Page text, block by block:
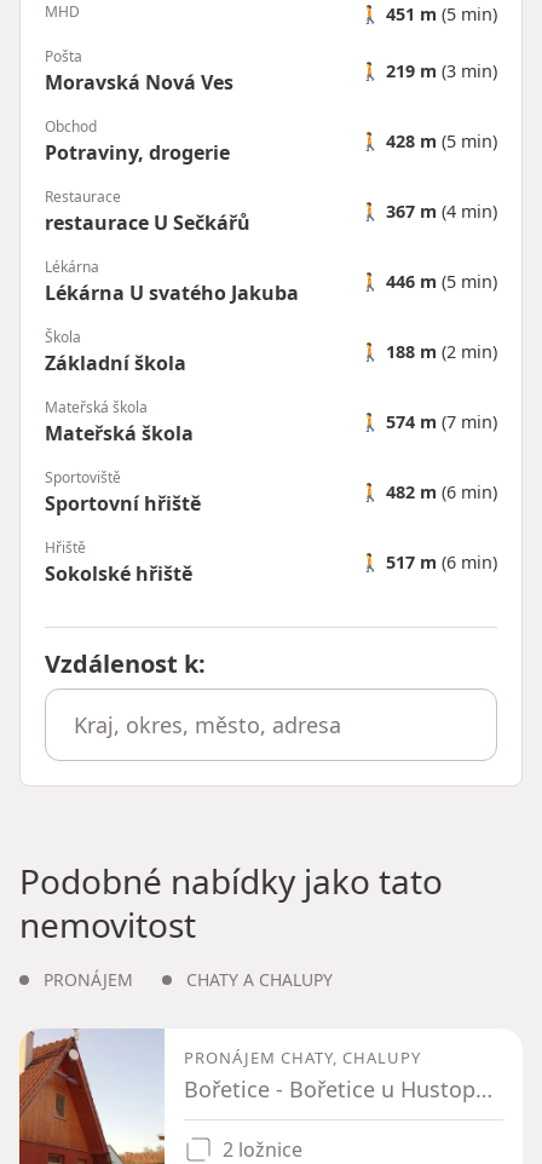
MHD 🚶 451 m (5 min)
Pošta
Moravská Nová Ves 🚶 219 m (3 min)
Obchod
Potraviny, drogerie 🚶 428 m (5 min)
Restaurace
restaurace U Sečkářů 🚶 367 m (4 min)
Lékárna
Lékárna U svatého Jakuba 🚶 446 m (5 min)
Škola
Základní škola 🚶 188 m (2 min)
Mateřská škola
Mateřská škola 🚶 574 m (7 min)
Sportoviště
Sportovní hřiště 🚶 482 m (6 min)
Hřiště
Sokolské hřiště 🚶 517 m (6 min)
Vzdálenost k:
Podobné nabídky jako tato
nemovitost
PRONÁJEM CHATY A CHALUPY
PRONÁJEM CHATY, CHALUPY
Bořetice - Bořetice u Hustopečí, Jihomoravský kraj
2 ložnice